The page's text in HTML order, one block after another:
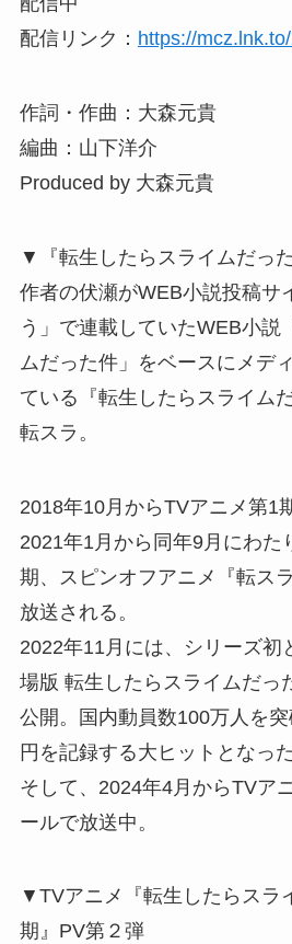
配信リンク： https://
作詞・作曲：大森元貴
編曲：山下洋介
Produced by 大森元貴
▼『転生したらスライムだった
作者の伏瀬がWEB小説投稿サ
う」で連載していたWEB小説
ムだった件」をベースにメデ
ている『転生したらスライム
転スラ。
2018年10月からTVアニメ第1
2021年1月から同年9月にわた
期、スピンオフアニメ『転ス
放送される。
2022年11月には、シリーズ初
場版 転生したらスライムだっ
公開。国内動員数100万人を
円を記録する大ヒットとなった
そして、2024年4月からTVア
ールで放送中。
▼TVアニメ『転生したらスラ
期』PV第２弾